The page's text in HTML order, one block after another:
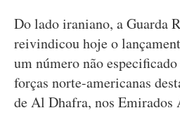
Do lado iraniano, a Guarda
reivindicou hoje o
um número não
forças norte-americanas
de Al Dhafra, nos Emirados